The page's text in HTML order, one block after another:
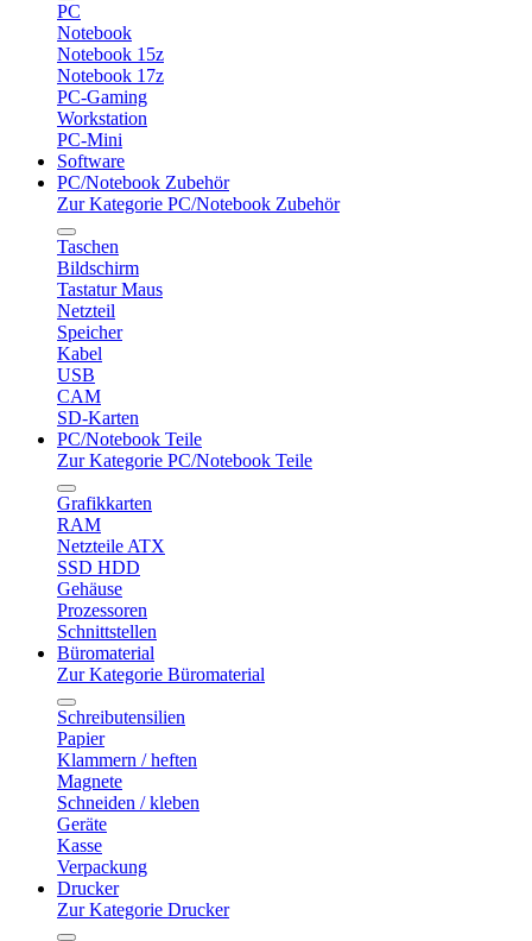
PC
Notebook
Notebook 15z
Notebook 17z
PC-Gaming
Workstation
PC-Mini
Software
PC/Notebook Zubehör
Zur Kategorie PC/Notebook Zubehör
Taschen
Bildschirm
Tastatur Maus
Netzteil
Speicher
Kabel
USB
CAM
SD-Karten
PC/Notebook Teile
Zur Kategorie PC/Notebook Teile
Grafikkarten
RAM
Netzteile ATX
SSD HDD
Gehäuse
Prozessoren
Schnittstellen
Büromaterial
Zur Kategorie Büromaterial
Schreibutensilien
Papier
Klammern / heften
Magnete
Schneiden / kleben
Geräte
Kasse
Verpackung
Drucker
Zur Kategorie Drucker